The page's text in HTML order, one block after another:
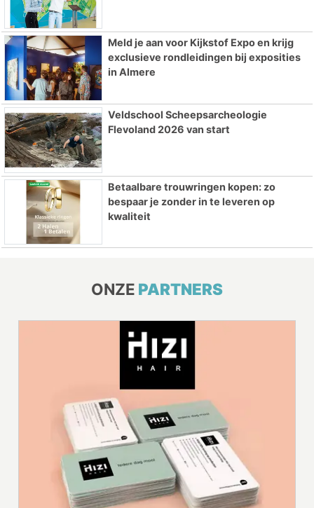
Meld je aan voor Kijkstof Expo en krijg
exclusieve rondleidingen bij exposities
in Almere
Veldschool Scheepsarcheologie
Flevoland 2026 van start
Betaalbare trouwringen kopen: zo
bespaar je zonder in te leveren op
kwaliteit
ONZE PARTNERS